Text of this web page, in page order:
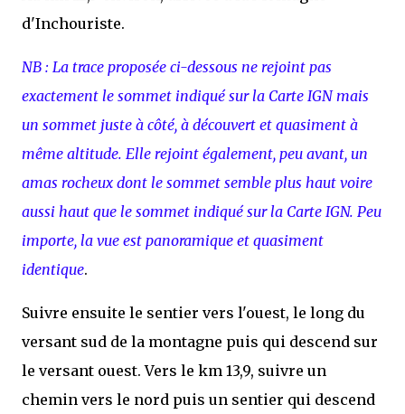
d'Inchouriste.
NB : La trace proposée ci-dessous ne rejoint pas
exactement le sommet indiqué sur la Carte IGN mais
un sommet juste à côté, à découvert et quasiment à
même altitude. Elle rejoint également, peu avant, un
amas rocheux dont le sommet semble plus haut voire
aussi haut que le sommet indiqué sur la Carte IGN. Peu
importe, la vue est panoramique et quasiment
identique.
Suivre ensuite le sentier vers l'ouest, le long du
versant sud de la montagne puis qui descend sur
le versant ouest. Vers le km 13,9, suivre un
chemin vers le nord puis un sentier qui descend